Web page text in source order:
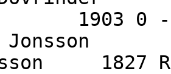
0 -
Jonsson
1827